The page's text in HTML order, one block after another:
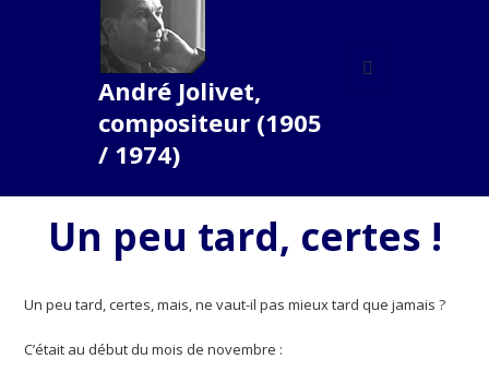
André Jolivet,
compositeur (1905
/ 1974)
Un peu tard, certes !
Un peu tard, certes, mais, ne vaut-il pas mieux tard que jamais ?
C’était au début du mois de novembre :